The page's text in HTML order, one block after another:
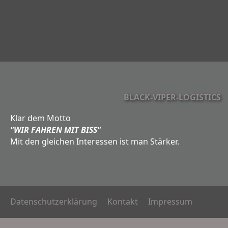
BLACK-VIPER-LOGISTICS
Klar dem Motto
"WIR FAHREN MIT BISS"
Mit den gleichen Interessen ist man Stärker.
Datenschutzerklärung Kontakt Impressum